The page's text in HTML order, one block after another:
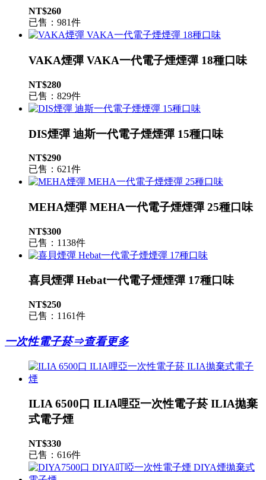
NT$260
已售：981件
VAKA煙彈 VAKA一代電子煙煙彈 18種口味
NT$280
已售：829件
DIS煙彈 迪斯一代電子煙煙彈 15種口味
NT$290
已售：621件
MEHA煙彈 MEHA一代電子煙煙彈 25種口味
NT$300
已售：1138件
喜貝煙彈 Hebat一代電子煙煙彈 17種口味
NT$250
已售：1161件
一次性電子菸⇒查看更多
ILIA 6500口 ILIA哩亞一次性電子菸 ILIA拋棄
式電子煙
NT$330
已售：616件